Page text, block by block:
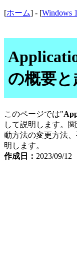
[ホーム] - [Windows
の概要
このページでは"
して説明します。
動方法の変更方法
明します。
作成日： 2023/09/12